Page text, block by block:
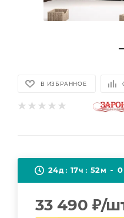
В ИЗБРАННОЕ
24д 17ч 52м 0
33 490 ₽/